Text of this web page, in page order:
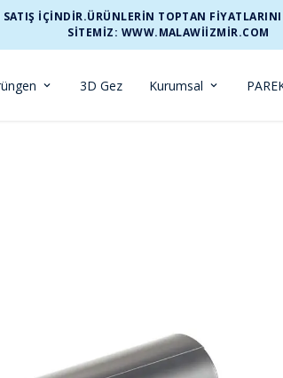
SATIŞ İÇİNDİR.ÜRÜNLERİN TOPTAN
SİTEMİZ: WWW.MALAWIIZMIR.COM
3D Gez Kurumsal